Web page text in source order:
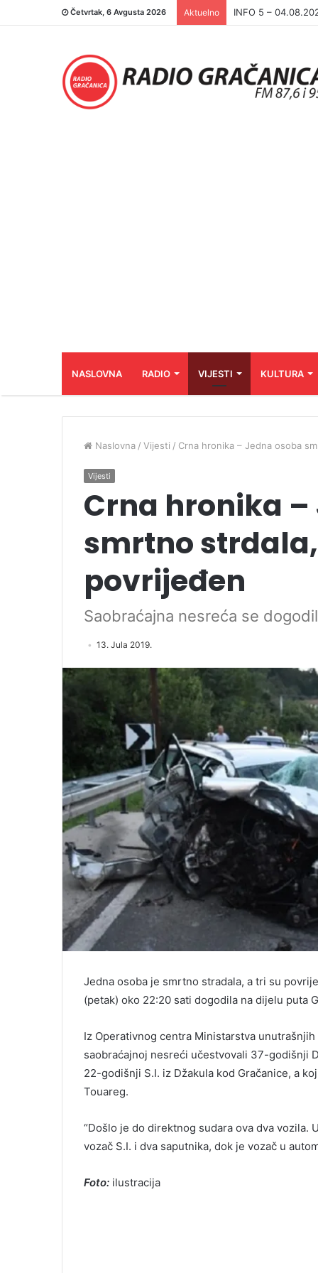
Četvrtak, 6 Avgusta 2026 Aktuelno INFO 5 –
NASLOVNA RADIO VIJESTI KULTURA
Naslovna / Vijesti / Crna hronika – Jedna osoba
Vijesti
Crna hronika
smrtno
povrijeđen
Saobraćajna nesreća se
13. Jula 2019.
Jedna osoba je smrtno stradala, a tri su
(petak) oko 22:20 sati dogodila na dijelu puta
Iz Operativnog centra Ministarstva
saobraćajnoj nesreći učestvovali 37-godišnji
22-godišnji S.I. iz Džakula kod Gračanice, a
Touareg.
“Došlo je do direktnog sudara ova dva vozila.
vozač S.I. i dva saputnika, dok je vozač u
Foto: ilustracija